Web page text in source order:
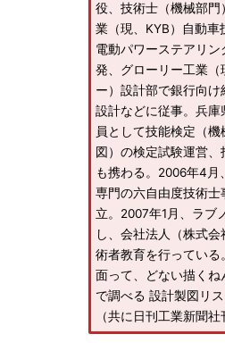
役、技術士（機械部門
業（現、KYB）自動車
電動パワーステアリン
発、グローリー工業（
ー）設計部で銀行向け
設計などに従事。兵庫
員として技能検定（機
図）の検定試験運営、
も携わる。2006年4月
専門の六自由度技術士
立。2007年1月、ラブ
し、会社法人（株式
術者教育を行っている
面って、どない描くね
で調べる 設計製図リス
（共に日刊工業新聞社